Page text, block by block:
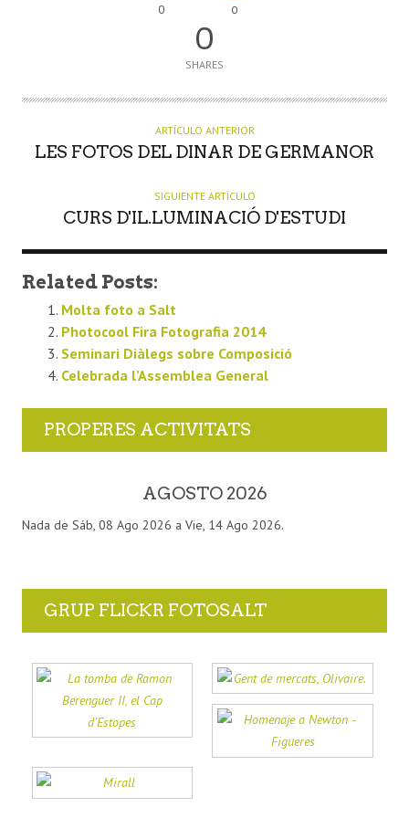
0 0
0
SHARES
ARTÍCULO ANTERIOR
LES FOTOS DEL DINAR DE GERMANOR
SIGUIENTE ARTÍCULO
CURS D'IL.LUMINACIÓ D'ESTUDI
Related Posts:
Molta foto a Salt
Photocool Fira Fotografia 2014
Seminari Diàlegs sobre Composició
Celebrada l’Assemblea General
PROPERES ACTIVITATS
AGOSTO 2026
Nada de Sáb, 08 Ago 2026 a Vie, 14 Ago 2026.
GRUP FLICKR FOTOSALT